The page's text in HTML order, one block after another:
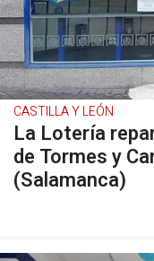
CASTILLA Y LEÓN
La Lotería
de Tormes y
(Salamanca)